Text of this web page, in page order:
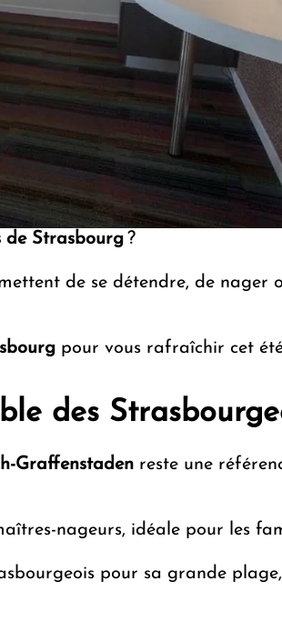
de Strasbourg?
de se détendre, de nager
pour vous rafraîchir cet
des
Graffenstaden reste une
nageurs, idéale pour les
pour sa grande plage,